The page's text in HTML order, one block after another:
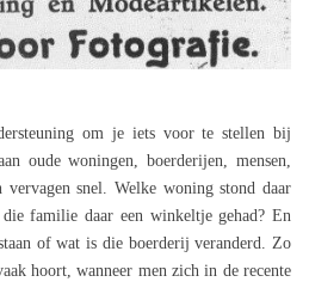
om je iets voor te stellen bij
oude woningen, boerderijen, mensen,
snel. Welke woning stond daar
familie daar een winkeltje gehad? En
of wat is die boerderij veranderd. Zo
hoort, wanneer men zich in de recente